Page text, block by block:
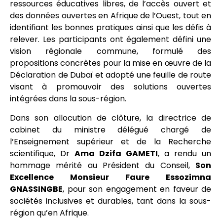
ressources éducatives libres, de l’accès ouvert et
des données ouvertes en Afrique de l’Ouest, tout en
identifiant les bonnes pratiques ainsi que les défis à
relever. Les participants ont également défini une
vision régionale commune, formulé des
propositions concrètes pour la mise en œuvre de la
Déclaration de Dubaï et adopté une feuille de route
visant à promouvoir des solutions ouvertes
intégrées dans la sous-région.
Dans son allocution de clôture, la directrice de
cabinet du ministre délégué chargé de
l’Enseignement supérieur et de la Recherche
scientifique, Dr Ama Dzifa GAMETI, a rendu un
hommage mérité au Président du Conseil, Son
Excellence Monsieur Faure Essozimna
GNASSINGBE, pour son engagement en faveur de
sociétés inclusives et durables, tant dans la sous-
région qu’en Afrique.